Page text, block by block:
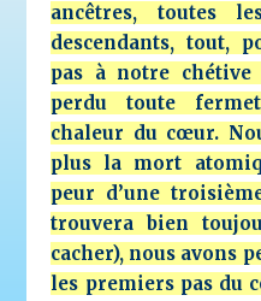
ancêtres, toutes
descendants, tout,
pas à notre chétive
perdu toute
chaleur du cœur.
plus la mort
peur d’une
trouvera bien
cacher), nous avons
les premiers pas du